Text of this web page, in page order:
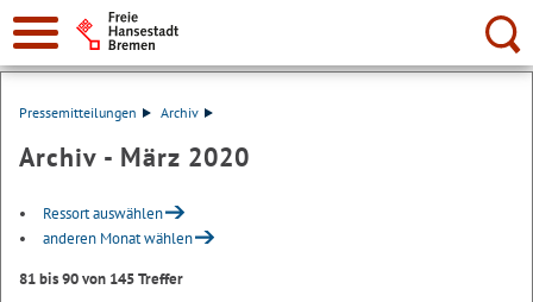
Suche:
Pressemitteilungen Archiv
Archiv - März 2020
Ressort auswählen
anderen Monat wählen
81 bis 90 von 145 Treffer